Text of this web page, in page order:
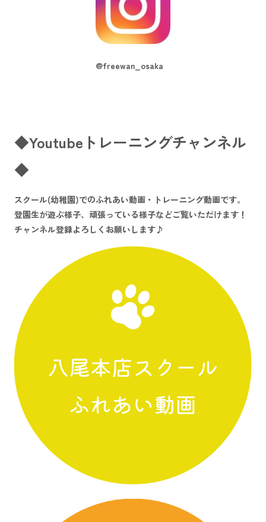
@freewan_osaka
◆Youtubeトレーニングチャンネル
◆
スクール(幼稚園)でのふれあい動画・トレーニング動画です。
登園生が遊ぶ様子、頑張っている様子などご覧いただけます！
チャンネル登録よろしくお願いします♪